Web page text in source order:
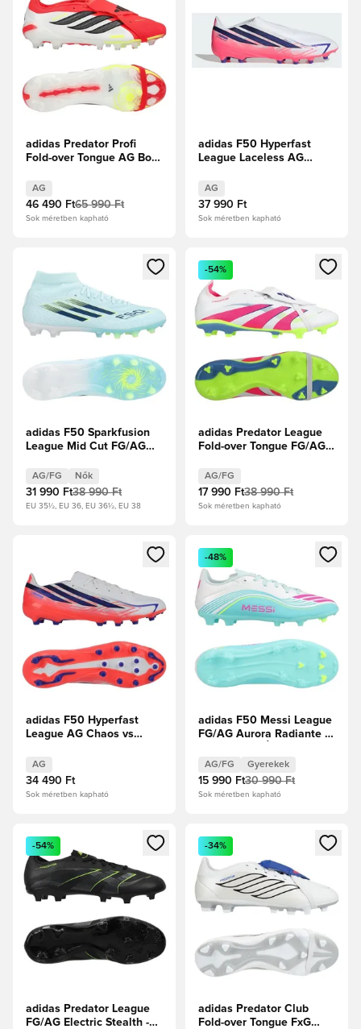
adidas Predator Profi
Fold-over Tongue AG Born
Élénkpiros/Core
Black/Fehér cipők
AG
46 490 Ft65 990 Ft
Sok méretben kapható
adidas F50 Hyperfast
League Laceless AG
AG
37 990 Ft
Sok méretben kapható
Megnyit egy modált a bejelentkezéshez vagy a tagként
adidas F50 Sparkfusion
League Mid Cut FG/AG
Mandulakék/Homokgyöngy/
Élénksárga Női
AG/FG Nők
31 990 Ft38 990 Ft
EU 35½, EU 36, EU 36½, EU 38
Megnyit egy modált a
-54%
adidas Predator League
Fold-over Tongue FG/AG
cipők/Élénk
rózsaszín/Lucid Lemon
AG/FG
17 990 Ft38 990 Ft
Sok méretben kapható
Megnyit egy modált a bejelentkezéshez vagy a tagként
adidas F50 Hyperfast
League AG Chaos vs
AG
34 490 Ft
Sok méretben kapható
Megnyit egy modált a
-48%
adidas F50 Messi League
FG/AG Aurora Radiante -
rózsaszín/Flash Aqua
Gyerek
AG/FG Gyerekek
15 990 Ft30 990 Ft
Sok méretben kapható
Megnyit egy modált a bejelentkezéshez vagy a tagként
-54%
adidas Predator League
FG/AG Electric Stealth -
Megnyit egy modált a
-34%
adidas Predator Club
Fold-over Tongue FxG